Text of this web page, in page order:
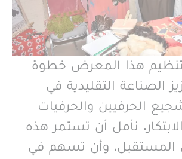
تنظيم هذا المعرض خطوة
الصناعة التقليدية في
الحرفيين والحرفيات
نأمل أن تستمر هذه
المستقبل، وأن تسهم في